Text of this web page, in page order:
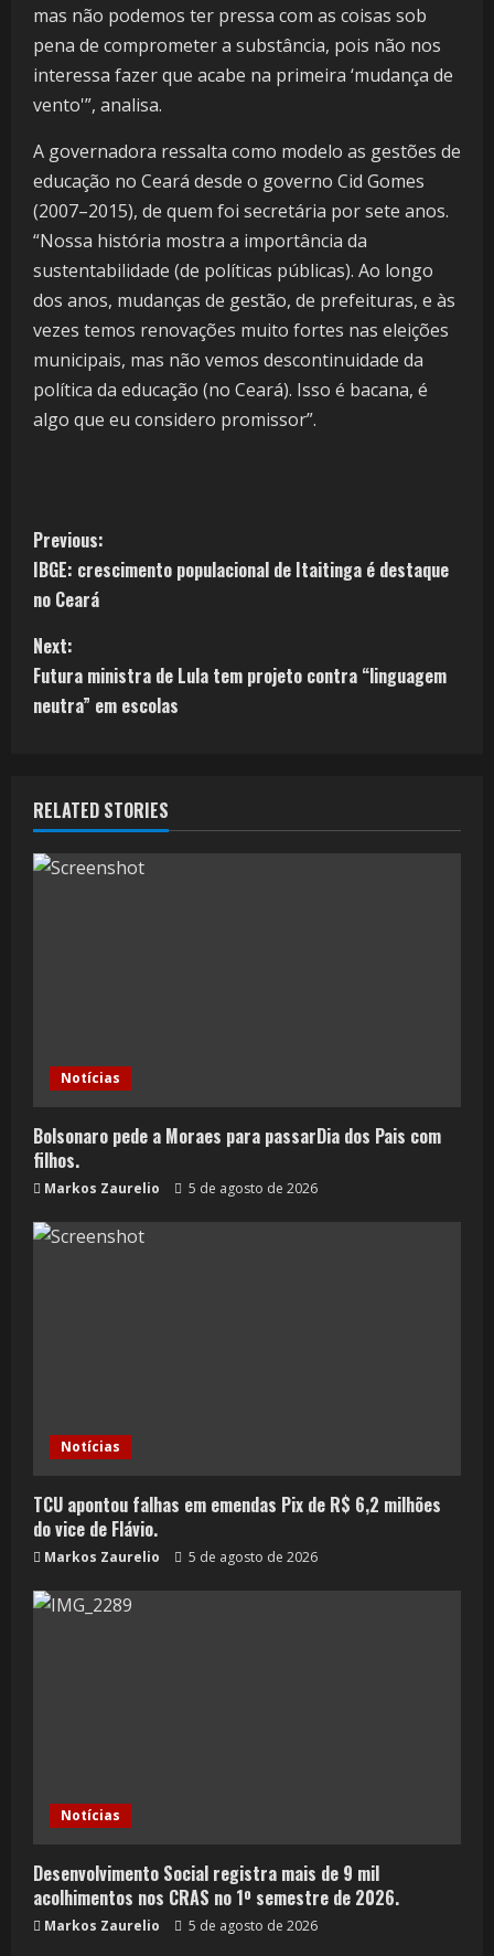
mas não podemos ter pressa com as coisas sob
pena de comprometer a substância, pois não nos
interessa fazer que acabe na primeira ‘mudança de
vento'”, analisa.
A governadora ressalta como modelo as gestões de
educação no Ceará desde o governo Cid Gomes
(2007–2015), de quem foi secretária por sete anos.
“Nossa história mostra a importância da
sustentabilidade (de políticas públicas). Ao longo
dos anos, mudanças de gestão, de prefeituras, e às
vezes temos renovações muito fortes nas eleições
municipais, mas não vemos descontinuidade da
política da educação (no Ceará). Isso é bacana, é
algo que eu considero promissor”.
Previous:
IBGE: crescimento populacional de Itaitinga é destaque
no Ceará
Next:
Futura ministra de Lula tem projeto contra “linguagem
neutra” em escolas
RELATED STORIES
Notícias
Bolsonaro pede a Moraes para passarDia dos Pais com
filhos.
Markos Zaurelio 5 de agosto de 2026
Notícias
TCU apontou falhas em emendas Pix de R$ 6,2 milhões
do vice de Flávio.
Markos Zaurelio 5 de agosto de 2026
Notícias
Desenvolvimento Social registra mais de 9 mil
acolhimentos nos CRAS no 1º semestre de 2026.
Markos Zaurelio 5 de agosto de 2026